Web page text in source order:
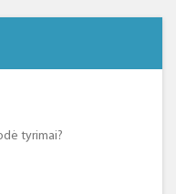
tyrimai?